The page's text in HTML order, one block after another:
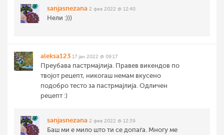
sanjasnezana 2 фев 2022 @ 12:40
Нели :)))
aleksa123 17 јан 2022 @ 09:17
Преубава пастрмајлија. Правев викендов по
твојот рецепт, никогаш немам вкусено
подобро тесто за пастрмајлија. Одличен
рецепт :)
sanjasnezana 2 фев 2022 @ 12:39
Баш ми е мило што ти се допаѓа. Многу ме